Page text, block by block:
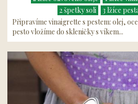
2 špetky soli
3 lžíce
Připravíme vinaigrette s pestem: olej,
pesto vložíme do skleničky s víkem...